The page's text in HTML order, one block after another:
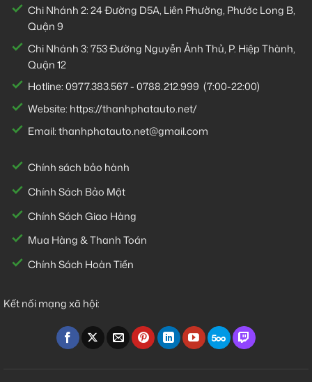
Chi Nhánh 2:24 Đường D5A, Liên Phường, Phước Long B,
Quận 9
Chi Nhánh 3:753 Đường Nguyễn Ảnh Thủ, P. Hiệp Thành,
Quận 12
Hotline:0977.383.567-0788.212.999 (7:00-22:00)
Website: https://thanhphatauto.net/
Email:thanhphatauto.net@gmail.com
Chính sách bảo hành
Chính Sách Bảo Mật
Chính Sách Giao Hàng
Mua Hàng & Thanh Toán
Chính Sách Hoàn Tiền
Kết nối mạng xã hội: